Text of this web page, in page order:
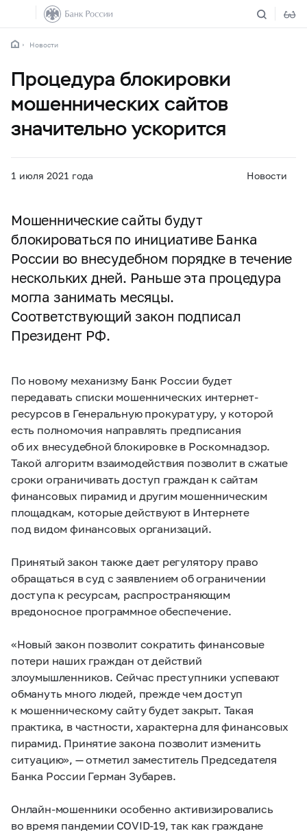
Новости
Процедура блокировки
мошеннических сайтов
значительно ускорится
1 июля 2021 года Новости
Мошеннические сайты будут
блокироваться по инициативе Банка
России во внесудебном порядке в течение
нескольких дней. Раньше эта процедура
могла занимать месяцы.
Соответствующий закон подписал
Президент РФ.
По новому механизму Банк России будет
передавать списки мошеннических интернет-
ресурсов в Генеральную прокуратуру, у которой
есть полномочия направлять предписания
об их внесудебной блокировке в Роскомнадзор.
Такой алгоритм взаимодействия позволит в сжатые
сроки ограничивать доступ граждан к сайтам
финансовых пирамид и другим мошенническим
площадкам, которые действуют в Интернете
под видом финансовых организаций.
Принятый закон также дает регулятору право
обращаться в суд с заявлением об ограничении
доступа к ресурсам, распространяющим
вредоносное программное обеспечение.
«Новый закон позволит сократить финансовые
потери наших граждан от действий
злоумышленников. Сейчас преступники успевают
обмануть много людей, прежде чем доступ
к мошенническому сайту будет закрыт. Такая
практика, в частности, характерна для финансовых
пирамид. Принятие закона позволит изменить
ситуацию», — отметил заместитель Председателя
Банка России Герман Зубарев.
Онлайн-мошенники особенно активизировались
во время пандемии COVID-19, так как граждане